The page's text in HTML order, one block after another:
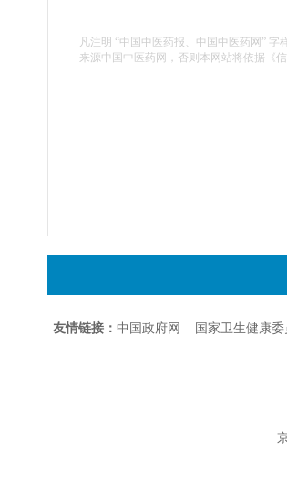
凡注明 “中国中医药报、中国中医药网”
来源中国中医药网，否则本网站将依据《
友情链接： 中国政府网 国家卫生健康委